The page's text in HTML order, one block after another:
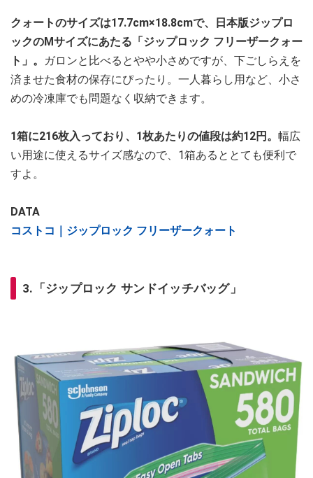
クォートのサイズは17.7cm×18.8cmで、日本版ジップロ
ックのMサイズにあたる「ジップロック フリーザークォー
ト」。
ガロンと比べるとやや小さめですが、下ごしらえを
済ませた食材の保存にぴったり。一人暮らし用など、小さ
めの冷凍庫でも問題なく収納できます。
1箱に216枚入っており、1枚あたりの値段は約12円。 幅広
い用途に使えるサイズ感なので、1箱あるととても便利で
すよ。
DATA
コストコ｜ジップロック フリーザークォート
3.「ジップロック サンドイッチバッグ」